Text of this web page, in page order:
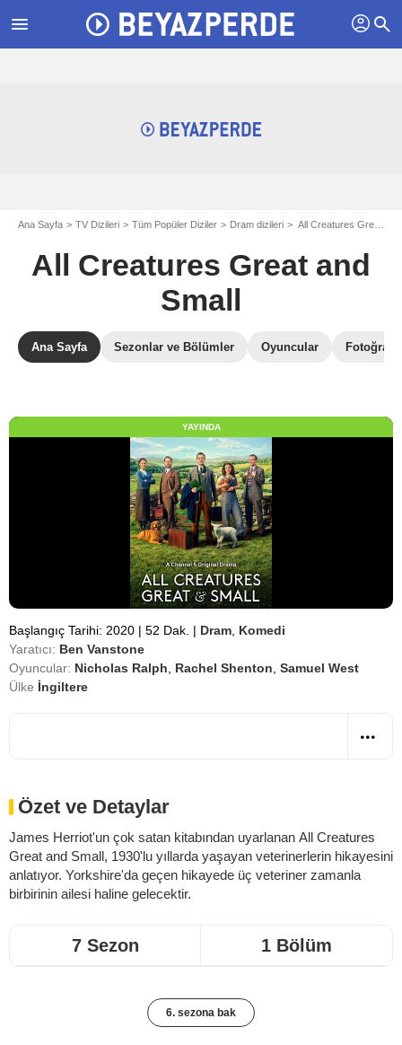
menu profil search
Ana Sayfa TV Dizileri Tüm Popüler Diziler Dram dizileri All Creatures Great and Small
All Creatures Great and
Small
Ana Sayfa Sezonlar ve Bölümler Oyuncular
YAYINDA
Başlangıç Tarihi: 2020 | 52 Dak. | Dram Komedi
Yaratıcı: Ben Vanstone
Oyuncular: Nicholas Ralph Rachel Shenton Samuel West
Ülke İngiltere
Özet ve Detaylar
James Herriot'un çok satan kitabından uyarlanan All Creatures
Great and Small, 1930'lu yıllarda yaşayan veterinerlerin hikayesini
anlatıyor. Yorkshire'da geçen hikayede üç veteriner zamanla
birbirinin ailesi haline gelecektir.
7 Sezon 1 Bölüm
6. sezona bak